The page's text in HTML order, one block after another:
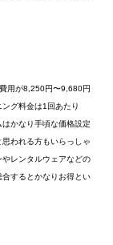
用が8,250円〜9,680円
グ料金は1回あたり
かなり手頃な価格設定
われる方もいらっしゃ
レンタルウェアなどの
するとかなりお得とい